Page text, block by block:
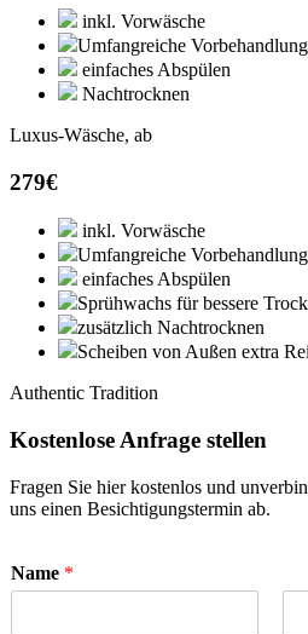
inkl. Vorwäsche
Umfangreiche Vorbehandlung
einfaches Abspülen
Nachtrocknen
Luxus-Wäsche, ab
279€
inkl. Vorwäsche
Umfangreiche Vorbehandlung
einfaches Abspülen
Sprühwachs für bessere
zusätzlich Nachtrocknen
Scheiben von Außen extra
Authentic Tradition
Kostenlose Anfrage stellen
Fragen Sie hier kostenlos und
uns einen Besichtigungstermin ab.
Name *